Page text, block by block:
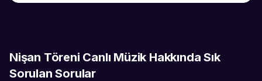
Nişan Töreni Canlı Müzik Hakkında Sık
Sorulan Sorular